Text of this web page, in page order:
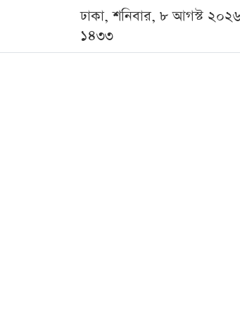
ঢাকা, শনিবার, ৮ আগস্ট
১৪৩৩